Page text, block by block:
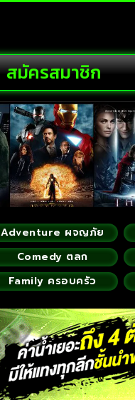
สมัครสมาชิก
Adventure ผจญภัย
Comedy ตลก
Family ครอบครัว